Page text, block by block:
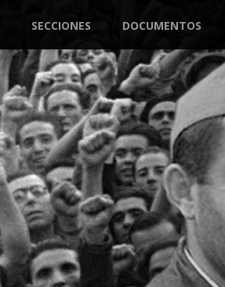
SECCIONES DOCUMENTOS